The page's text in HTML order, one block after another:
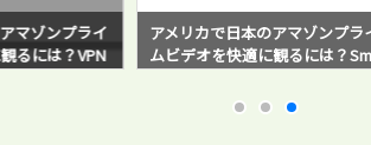
マゾンプライ
るには？VPN
じている方必
アメリカで日本のアマゾンプラ
ムビデオを快適に観るには？
rt DNS Proxyサービスを使って
たら超快適だった！